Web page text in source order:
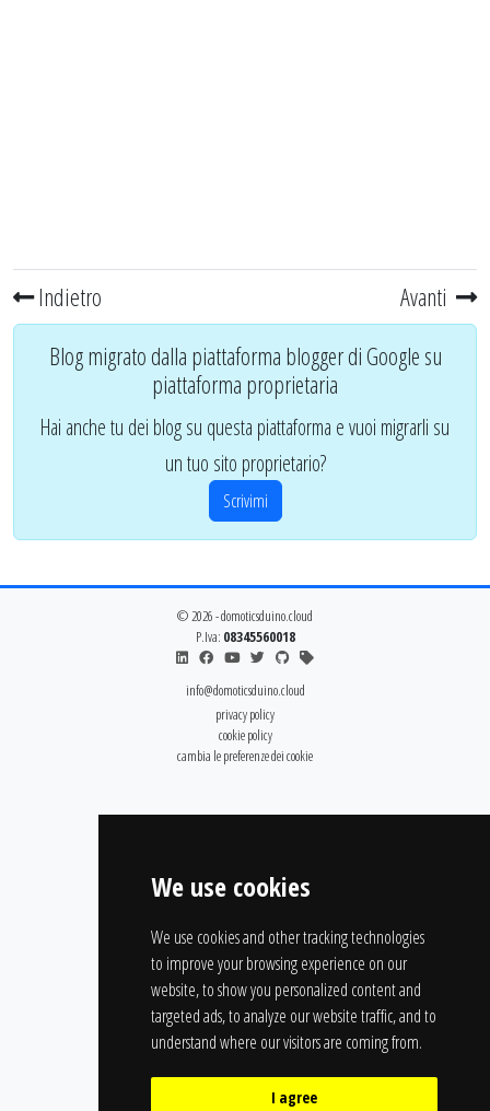
We use cookies
We use cookies and other tracking technologies
to improve your browsing experience on our
website, to show you personalized content and
targeted ads, to analyze our website traffic, and to
understand where our visitors are coming from.
I agree
Indietro Avanti
Blog migrato dalla piattaforma blogger di Google su
piattaforma proprietaria
Hai anche tu dei blog su questa piattaforma e vuoi migrarli su
un tuo sito proprietario?
Scrivimi
© 2026 - domoticsduino.cloud
P.Iva: 08345560018
info@domoticsduino.cloud
privacy policy
cookie policy
cambia le preferenze dei cookie